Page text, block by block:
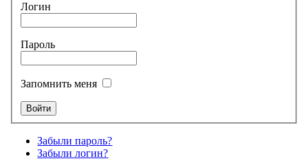
Логин
Пароль
Запомнить меня
Забыли пароль?
Забыли логин?